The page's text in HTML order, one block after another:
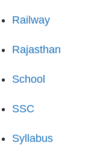
Railway
Rajasthan
School
SSC
Syllabus